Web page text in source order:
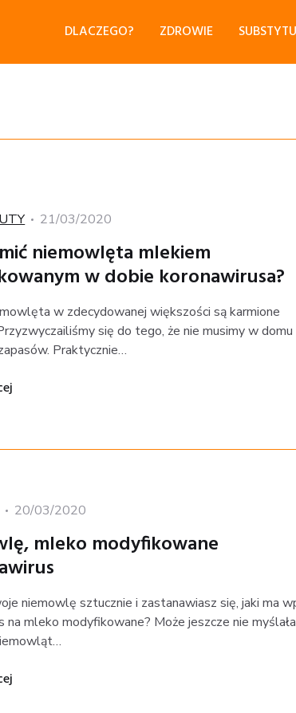
DLACZEGO? ZDROWIE
Posted
21/03/2020
niemowlęta mlekiem
w dobie koronawirusa?
w zdecydowanej większości są karmione
się do tego, że nie musimy w domu
Praktycznie…
"Jak karmić niemowlęta mlekiem
Posted
20/03/2020
mleko modyfikowane
niemowlę sztucznie i zastanawiasz się, jaki ma
na mleko modyfikowane? Może jeszcze nie